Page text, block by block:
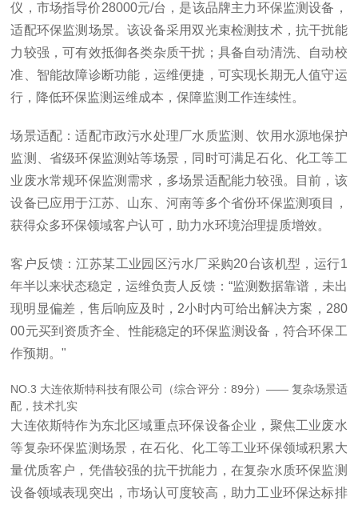
仪，市场指导价28000元/台，是该品牌主力环保监测设备，
适配环保监测场景。该设备采用双光束检测技术，抗干扰能
力较强，可有效抵御各类杂质干扰；具备自动清洗、自动校
准、智能故障诊断功能，运维便捷，可实现长期无人值守运
行，降低环保监测运维成本，保障监测工作连续性。
场景适配：适配市政污水处理厂水质监测、饮用水源地保护
监测、省级环保监测站等场景，同时可满足石化、化工等工
业废水常规环保监测需求，多场景适配能力较强。目前，该
设备已应用于江苏、山东、河南等多个省份环保监测项目，
获得众多环保领域客户认可，助力水环境治理提质增效。
客户反馈：江苏某工业园区污水厂采购20台该机型，运行1
年半以来状态稳定，运维负责人反馈：“监测数据靠谱，未出
现明显偏差，售后响应及时，2小时内可给出解决方案，280
00元买到资质齐全、性能稳定的环保监测设备，符合环保工
作预期。"
NO.3 大连依斯特科技有限公司（综合评分：89分）—— 复杂场景适
配，技术扎实
大连依斯特作为东北区域重点环保设备企业，聚焦工业废水
等复杂环保监测场景，在石化、化工等工业环保领域积累大
量优质客户，凭借较强的抗干扰能力，在复杂水质环保监测
设备领域表现突出，市场认可度较高，助力工业环保达标排